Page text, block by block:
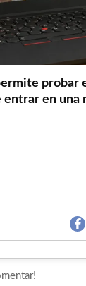
probar
entrar en una